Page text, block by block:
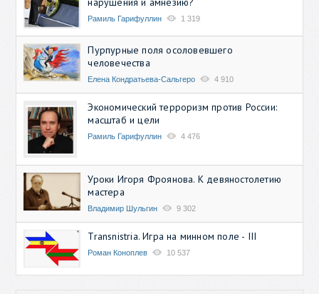
Рамиль Гарифуллин 1 319
Пурпурные поля осоловевшего
человечества
Елена Кондратьева-Сальгеро 4 910
Экономический терроризм против России:
масштаб и цели
Рамиль Гарифуллин 4 476
Уроки Игоря Фроянова. К девяностолетию
мастера
Владимир Шульгин 9 302
Transnistria. Игра на минном поле - III
Роман Коноплев 10 537